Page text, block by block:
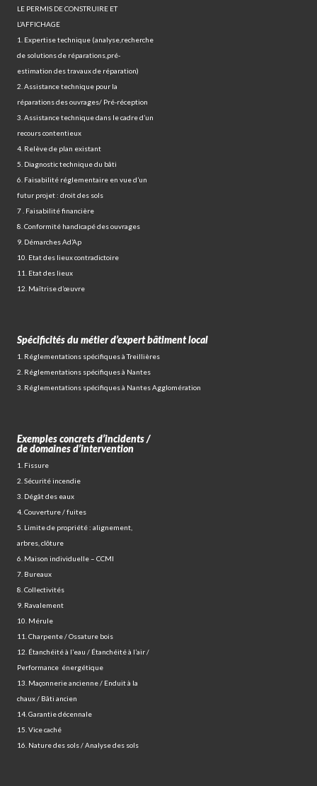
LE PERMIS DE CONSTRUIRE ET
L’AFFICHAGE
1. Expertise technique (analyse,recherche
de solutions de réparations,pré-
estimation des travaux de réparation)
2. Assistance technique pour la
réparations des ouvrages/ Pré-réception
3. Assistance technique dans le cadre d’un
recours contentieux
4. Relève de plan existant
5. Diagnostic technique du bâti
6. Faisabilité réglementaire en vue d’un
futur projet : droit des sols
7 . Faisabilité financière
8. Conformité handicapé des ouvrages
9. Démarches Ad’Ap
10. Etat des lieux contradictoire
11. Etat des lieux
12. Maîtrise d’œuvre
Spécificités du métier d’expert bâtiment local
1. Réglementations spécifiques à Treillières
2. Réglementations spécifiques à Nantes
3. Réglementations spécifiques à Nantes Agglomération
Exemples concrets d’incidents /
de domaines d’intervention
1. Fissure
2. Sécurité incendie
3. Dégât des eaux
4. Couverture / fuites
5. Limite de propriété : alignement,
arbres, clôture
6. Maison individuelle – CCMI
7. Bureaux
8. Collectivités
9. Ravalement
10. Mérule
11. Charpente / Ossature bois
12. Étanchéité à l’eau / Étanchéité à l’air /
Performance énergétique
13. Maçonnerie ancienne / Enduit à la
chaux / Bâti ancien
14. Garantie décennale
15. Vice caché
16. Nature des sols / Analyse des sols